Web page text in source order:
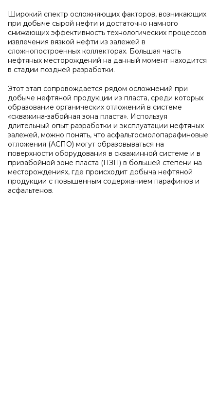
Широкий спектр осложняющих факторов, возникающих
при добыче сырой нефти и достаточно намного
снижающих эффективность технологических процессов
извлечения вязкой нефти из залежей в
сложнопостроенных коллекторах. Большая часть
нефтяных месторождений на данный момент находится
в стадии поздней разработки.
Этот этап сопровождается рядом осложнений при
добыче нефтяной продукции из пласта, среди которых
образование органических отложений в системе
«скважина-забойная зона пласта». Используя
длительный опыт разработки и эксплуатации нефтяных
залежей, можно понять, что асфальтосмолопарафиновые
отложения (АСПО) могут образовываться на
поверхности оборудования в скважинной системе и в
призабойной зоне пласта (ПЗП) в большей степени на
месторождениях, где происходит добыча нефтяной
продукции с повышенным содержанием парафинов и
асфальтенов.